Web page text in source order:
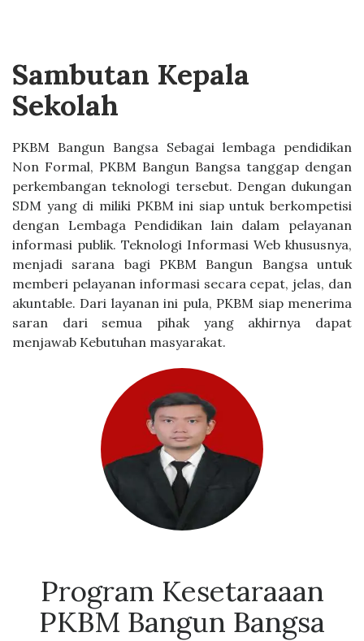
Sambutan Kepala
Sekolah
PKBM Bangun Bangsa Sebagai lembaga pendidikan
Non Formal, PKBM Bangun Bangsa tanggap dengan
perkembangan teknologi tersebut. Dengan dukungan
SDM yang di miliki PKBM ini siap untuk berkompetisi
dengan Lembaga Pendidikan lain dalam pelayanan
informasi publik. Teknologi Informasi Web khususnya,
menjadi sarana bagi PKBM Bangun Bangsa untuk
memberi pelayanan informasi secara cepat, jelas, dan
akuntable. Dari layanan ini pula, PKBM siap menerima
saran dari semua pihak yang akhirnya dapat
menjawab Kebutuhan masyarakat.
Program Kesetaraaan
PKBM Bangun Bangsa